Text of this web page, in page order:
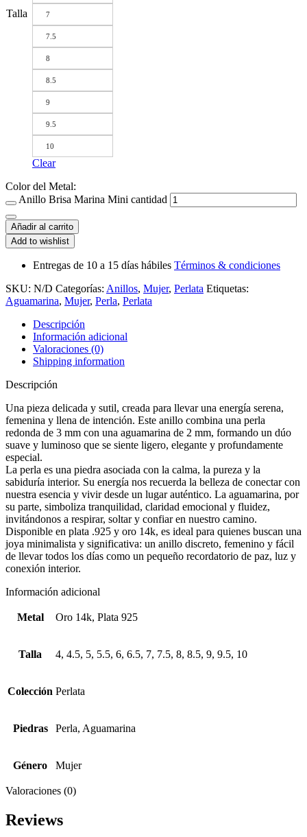
Talla 7
7.5
8
8.5
9
9.5
10
Clear
Color del Metal:
Anillo Brisa Marina Mini cantidad
Añadir al carrito
Add to wishlist
Entregas de 10 a 15 días hábiles Términos & condiciones
SKU: N/D Categorías: Anillos, Mujer, Perlata Etiquetas:
Aguamarina, Mujer, Perla, Perlata
Descripción
Información adicional
Valoraciones (0)
Shipping information
Descripción
Una pieza delicada y sutil, creada para llevar una energía serena,
femenina y llena de intención. Este anillo combina una perla
redonda de 3 mm con una aguamarina de 2 mm, formando un dúo
suave y luminoso que se siente ligero, elegante y profundamente
especial.
La perla es una piedra asociada con la calma, la pureza y la
sabiduría interior. Su energía nos recuerda la belleza de conectar con
nuestra esencia y vivir desde un lugar auténtico. La aguamarina, por
su parte, simboliza tranquilidad, claridad emocional y fluidez,
invitándonos a respirar, soltar y confiar en nuestro camino.
Disponible en plata .925 y oro 14k, es ideal para quienes buscan una
joya minimalista y significativa: un anillo discreto, femenino y fácil
de llevar todos los días como un pequeño recordatorio de paz, luz y
conexión interior.
Información adicional
Metal Oro 14k, Plata 925
Talla 4, 4.5, 5, 5.5, 6, 6.5, 7, 7.5, 8, 8.5, 9, 9.5, 10
Colección Perlata
Piedras Perla, Aguamarina
Género Mujer
Valoraciones (0)
Reviews